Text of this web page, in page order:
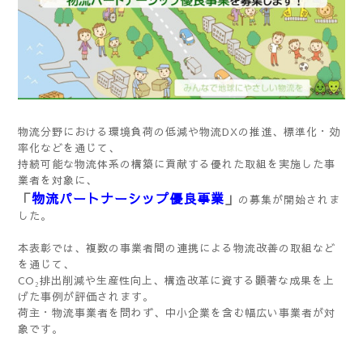
物流分野における環境負荷の低減や物流DXの推進、標準化・効
率化などを通じて、
持続可能な物流体系の構築に貢献する優れた取組を実施した事
業者を対象に、
「物流パートナーシップ優良事業 」 の募集が開始されま
した。
本表彰では、複数の事業者間の連携による物流改善の取組など
を通じて、
CO₂排出削減や生産性向上、構造改革に資する顕著な成果を上
げた事例が評価されます。
荷主・物流事業者を問わず、中小企業を含む幅広い事業者が対
象です。